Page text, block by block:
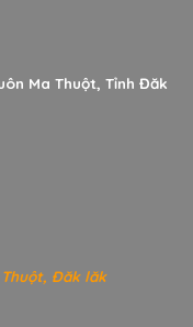
Ma Thuột, Tỉnh Đăk
Thuột, Đăk lăk